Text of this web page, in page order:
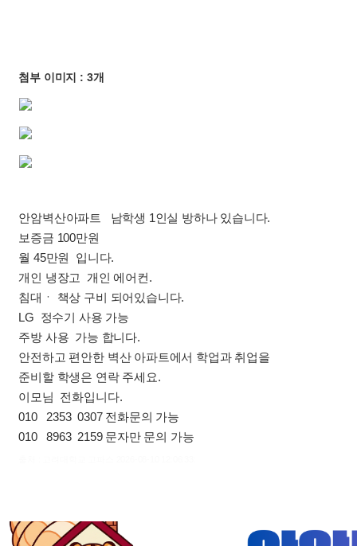
첨부 이미지 : 3개
안암벽산아파트 남학생 1인실 방하나 있습니다.
보증금 100만원
월 45만원 입니다.
개인 냉장고 개인 에어컨.
침대ㆍ 책상 구비 되어있습니다.
LG 정수기 사용 가능
주방 사용 가능 합니다.
안전하고 편안한 벽산 아파트에서 학업과 취업을
준비할 학생은 연락 주세요.
이모님 전화입니다.
010 2353 0307 전화문의 가능
010 8963 2159 문자만 문의 가능